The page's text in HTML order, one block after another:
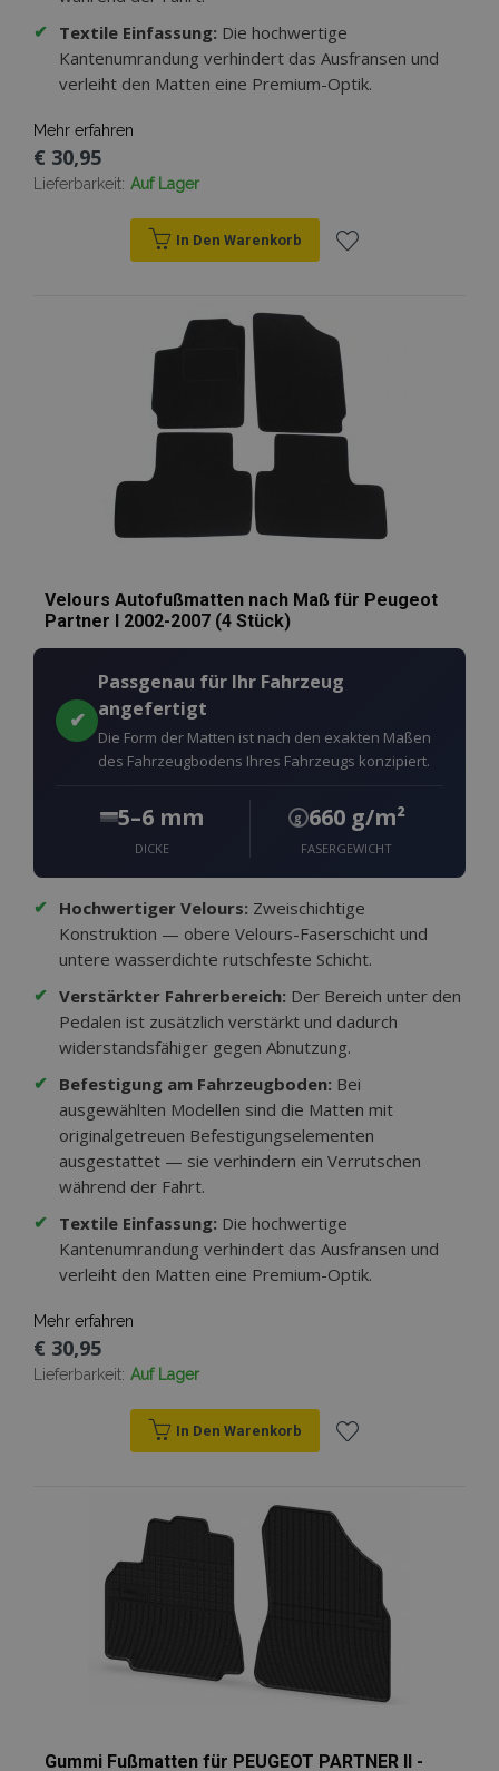
✔ Textile Einfassung: Die hochwertige
Kantenumrandung verhindert das Ausfransen und
verleiht den Matten eine Premium-Optik.
Mehr erfahren
€ 30,95
Lieferbarkeit: Auf Lager
In Den Warenkorb
hinzufügen
Velours Autofußmatten nach Maß für Peugeot
Partner I 2002-2007 (4 Stück)
✔
Passgenau für Ihr Fahrzeug
angefertigt
Die Form der Matten ist nach den exakten Maßen
des Fahrzeugbodens Ihres Fahrzeugs konzipiert.
5–6 mm
DICKE
g 660 g/m²
FASERGEWICHT
✔ Hochwertiger Velours: Zweischichtige
Konstruktion — obere Velours-Faserschicht und
untere wasserdichte rutschfeste Schicht.
✔ Verstärkter Fahrerbereich: Der Bereich unter den
Pedalen ist zusätzlich verstärkt und dadurch
widerstandsfähiger gegen Abnutzung.
✔ Befestigung am Fahrzeugboden: Bei
ausgewählten Modellen sind die Matten mit
originalgetreuen Befestigungselementen
ausgestattet — sie verhindern ein Verrutschen
während der Fahrt.
✔ Textile Einfassung: Die hochwertige
Kantenumrandung verhindert das Ausfransen und
verleiht den Matten eine Premium-Optik.
Mehr erfahren
€ 30,95
Lieferbarkeit: Auf Lager
In Den Warenkorb
Wunschliste
hinzufügen
Gummi Fußmatten für PEUGEOT PARTNER II -